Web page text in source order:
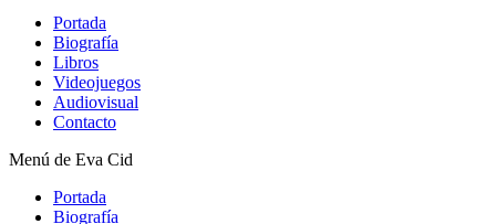
Portada
Biografía
Libros
Videojuegos
Audiovisual
Contacto
Menú de Eva Cid
Portada
Biografía